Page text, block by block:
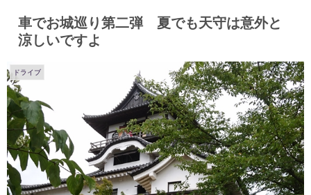
車でお城巡り第二弾 夏でも天守は意外と
涼しいですよ
ドライブ